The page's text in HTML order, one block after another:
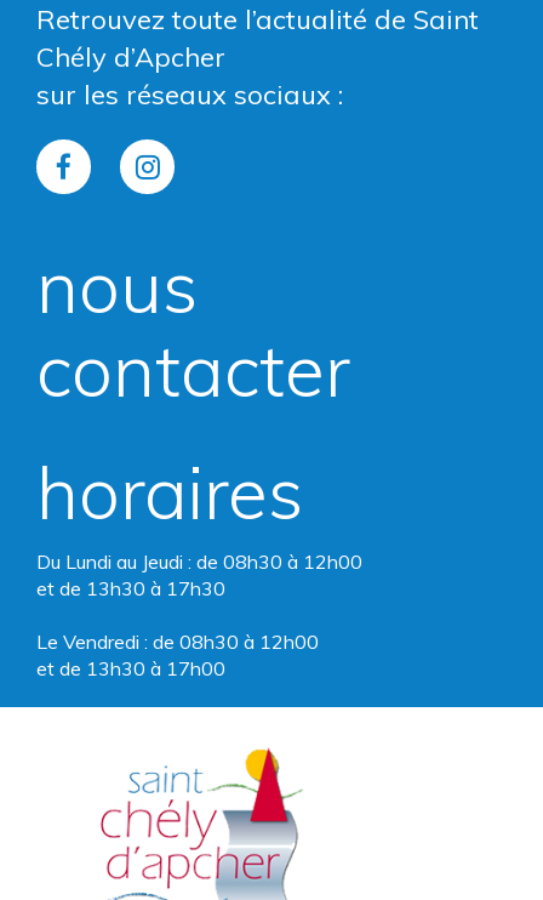
Retrouvez toute l’actualité de Saint
Chély d’Apcher
sur les réseaux sociaux :
Lien
le
Facebook
Lien
le
Instagram
nous
contacter
horaires
Du Lundi au Jeudi : de 08h30 à 12h00
et de 13h30 à 17h30
Le Vendredi : de 08h30 à 12h00
et de 13h30 à 17h00